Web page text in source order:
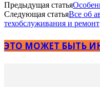
Предыдущая статья
Следующая статьяВсе об
техобслуживания и ремонт
ЭТО МОЖЕТ БЫТЬ